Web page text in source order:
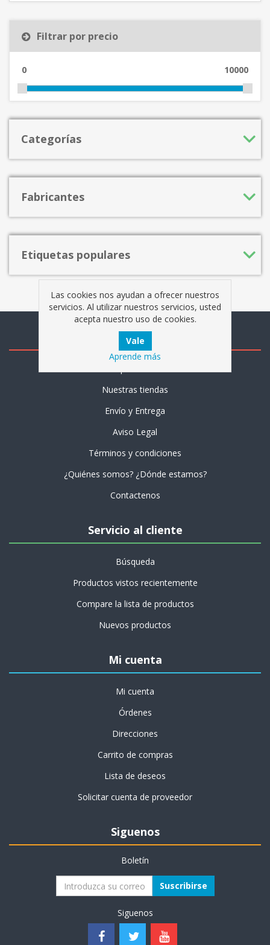
Filtrar por precio
0 10000
Categorías
Fabricantes
Etiquetas populares
Información
Nuestras tiendas
Envío y Entrega
Aviso Legal
Términos y condiciones
¿Quiénes somos? ¿Dónde estamos?
Contactenos
Servicio al cliente
Búsqueda
Productos vistos recientemente
Compare la lista de productos
Nuevos productos
Mi cuenta
Mi cuenta
Órdenes
Direcciones
Carrito de compras
Lista de deseos
Solicitar cuenta de proveedor
Siguenos
Boletín
Suscribirse
Siguenos
Las cookies nos ayudan a ofrecer nuestros
servicios. Al utilizar nuestros servicios, usted
acepta nuestro uso de cookies.
Aprende más